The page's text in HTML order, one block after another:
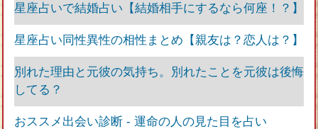
星座占いで結婚占い【結婚相手にするなら何座！？】
星座占い同性異性の相性まとめ【親友は？恋人は？】
別れた理由と元彼の気持ち。別れたことを元彼は後悔
してる？
おススメ出会い診断 - 運命の人の見た目を占い